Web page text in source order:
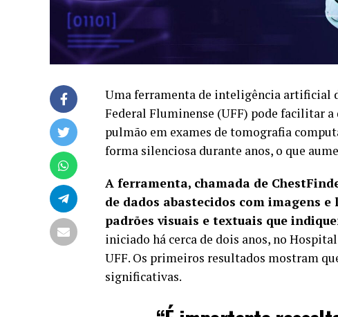
Uma ferramenta de inteligência artificial
Federal Fluminense (UFF) pode facilitar
pulmão em exames de tomografia
forma silenciosa durante anos, o que
A ferramenta, chamada de
de dados abastecidos com imagens
padrões visuais e textuais que
iniciado há cerca de dois anos, no
UFF. Os primeiros resultados mostram
significativas.